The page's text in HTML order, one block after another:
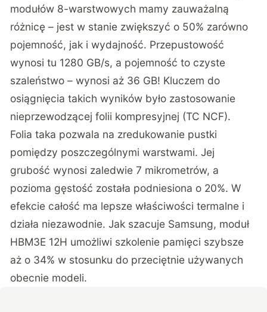
modułów 8-warstwowych mamy zauważalną
różnicę – jest w stanie zwiększyć o 50% zarówno
pojemność, jak i wydajność. Przepustowość
wynosi tu 1280 GB/s, a pojemność to czyste
szaleństwo – wynosi aż 36 GB! Kluczem do
osiągnięcia takich wyników było zastosowanie
nieprzewodzącej folii kompresyjnej (TC NCF).
Folia taka pozwala na zredukowanie pustki
pomiędzy poszczególnymi warstwami. Jej
grubość wynosi zaledwie 7 mikrometrów, a
pozioma gęstość została podniesiona o 20%. W
efekcie całość ma lepsze właściwości termalne i
działa niezawodnie. Jak szacuje Samsung, moduł
HBM3E 12H umożliwi szkolenie pamięci szybsze
aż o 34% w stosunku do przeciętnie używanych
obecnie modeli.